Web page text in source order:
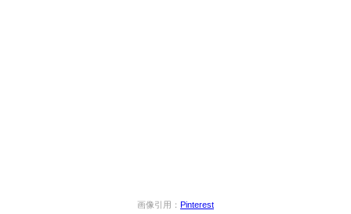
画像引用： Pinterest